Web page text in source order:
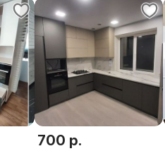
700 р.